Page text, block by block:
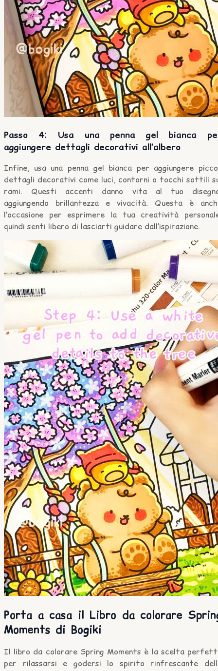
Passo 4: Usa una penna gel bianca
aggiungere dettagli decorativi all’albero
Infine, usa una penna gel bianca per aggiungere
dettagli decorativi come luci, contorni o tocchi sottili
rami. Questi accenti danno vita al tuo
aggiungendo brillantezza e vivacità. Questa è
l’occasione per esprimere la tua creatività
quindi senti libero di lasciarti guidare dall’ispirazione.
Porta a casa il Libro da colorare
Moments di Bogiki
Il libro da colorare Spring Moments è la scelta
per rilassarsi e godersi lo spirito rinfrescante